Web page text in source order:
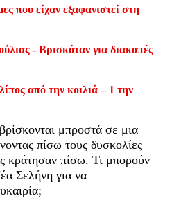
που είχαν εξαφανιστεί στη
- Βρισκόταν για διακοπές
από την κοιλιά – 1 την
μπροστά σε μια
πίσω τους δυσκολίες
κράτησαν πίσω. Τι μπορούν
Σελήνη για να